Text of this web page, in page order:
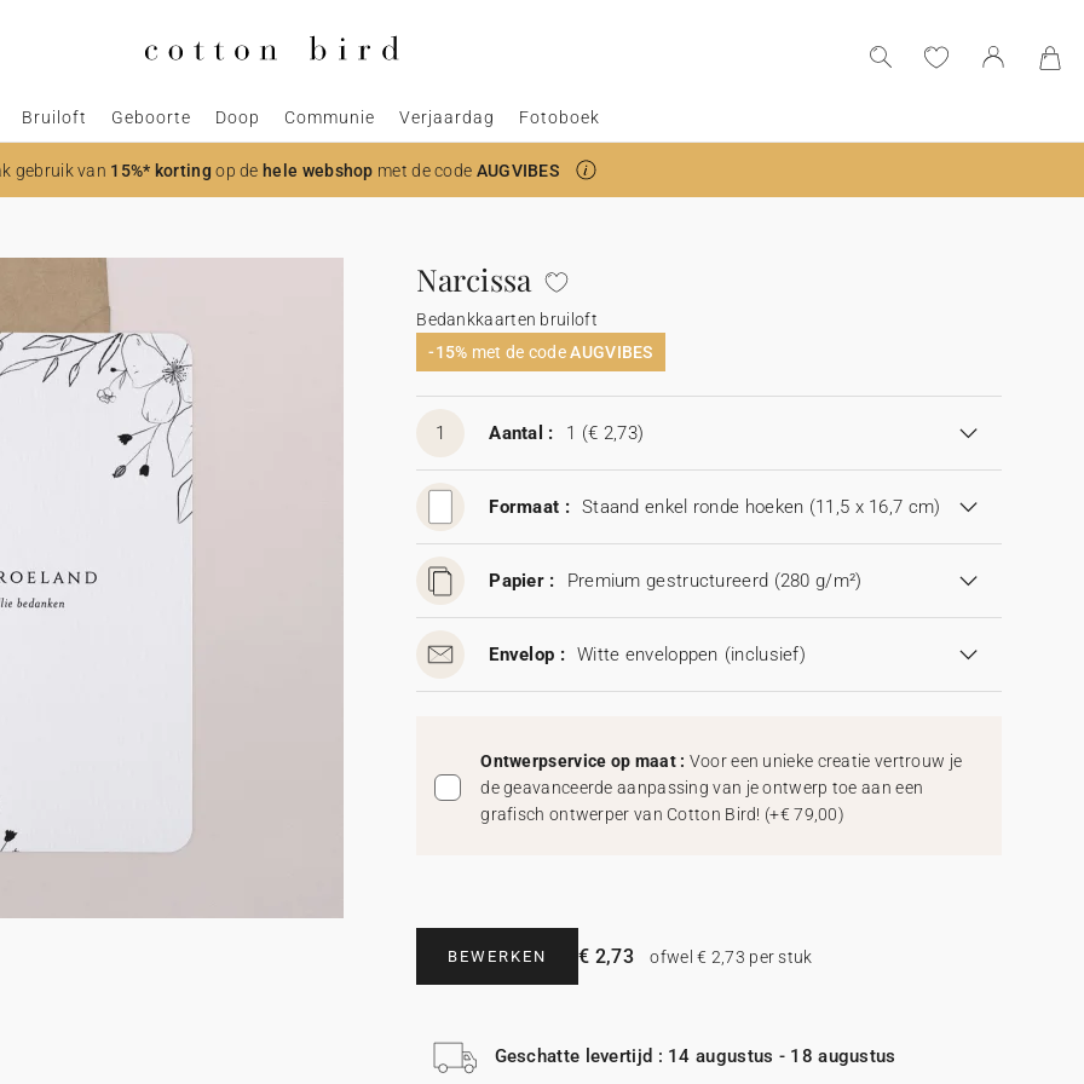
Bruiloft Geboorte Doop Communie Verjaardag Fotoboek
gebruik van 15%* kortingop dehele webshop met de code AUGVIBES
Narcissa
Bedankkaarten bruiloft
-15% met de codeAUGVIBES
1 Aantal : 1 (€ 2,73)
Formaat : Staand enkel ronde hoeken (11,5 x 16,7 cm)
Papier : Premium gestructureerd (280 g/m²)
Envelop : Witte enveloppen (inclusief)
Ontwerpservice op maat : Voor een unieke creatie vertrouw je
de geavanceerde aanpassing van je ontwerp toe aan een
grafisch ontwerper van Cotton Bird! (+€ 79,00)
BEWERKEN € 2,73 ofwel € 2,73 per stuk
Geschatte levertijd : 14 augustus - 18 augustus